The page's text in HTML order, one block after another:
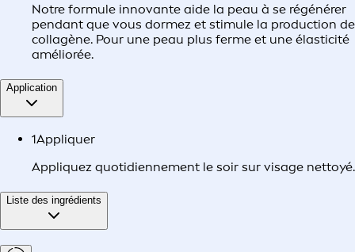
Notre formule innovante aide la peau à se régénérer
pendant que vous dormez et stimule la production de
collagène. Pour une peau plus ferme et une élasticité
améliorée.
Application
1Appliquer
Appliquez quotidiennement le soir sur visage nettoyé.
Liste des ingrédients